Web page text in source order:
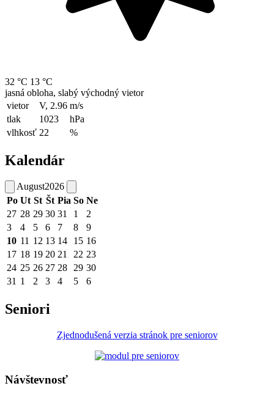
32 °C 13 °C
jasná obloha, slabý východný vietor
vietor
V, 2.96 m/s
tlak
1023
hPa
vlhkosť 22 %
Kalendár
August2026
Po Ut St Št Pia So Ne
27 28 29 30 31 1
2
3
4 5 6 7 8
9
10 11 12 13 14 15 16
17 18 19 20 21 22 23
24 25 26 27 28 29 30
31 1 2 3 4 5 6
Seniori
Zjednodušená verzia stránok pre seniorov
Návštevnosť